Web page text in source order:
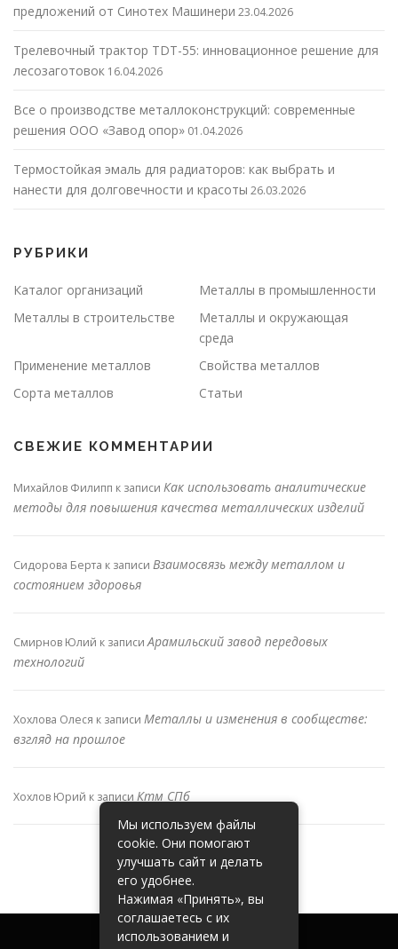
предложений от Синотех Машинери 23.04.2026
Трелевочный трактор TDT-55: инновационное решение для
лесозаготовок 16.04.2026
Все о производстве металлоконструкций: современные
решения ООО «Завод опор» 01.04.2026
Термостойкая эмаль для радиаторов: как выбрать и
нанести для долговечности и красоты 26.03.2026
РУБРИКИ
Каталог организаций
Металлы в промышленности
Металлы в строительстве
Металлы и окружающая
среда
Применение металлов
Свойства металлов
Сорта металлов
Статьи
СВЕЖИЕ КОММЕНТАРИИ
Михайлов Филипп к записи Как использовать аналитические
методы для повышения качества металлических изделий
Сидорова Берта к записи Взаимосвязь между металлом и
состоянием здоровья
Смирнов Юлий к записиАрамильский завод передовых
технологий
Хохлова Олеся к записи Металлы и изменения в сообществе:
взгляд на прошлое
Хохлов Юрий к записи Ктм СПб
Мы используем файлы
cookie. Они помогают
улучшать сайт и делать
его удобнее.
Нажимая «Принять», вы
соглашаетесь с их
использованием и